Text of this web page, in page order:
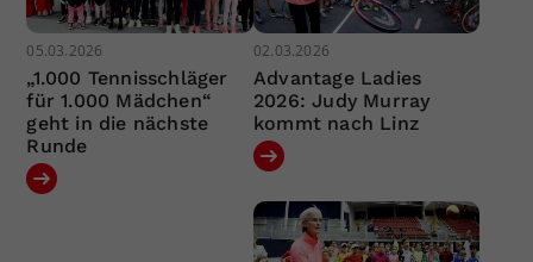
05.03.2026
„1.000 Tennisschläger
für 1.000 Mädchen“
geht in die nächste
Runde
02.03.2026
Advantage Ladies
2026: Judy Murray
kommt nach Linz